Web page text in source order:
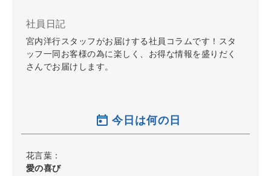
社員日記
宮内洋行スタッフがお届けする社員コラムです！スタ
ッフ一同お客様の為に楽しく、お得な情報を盛りだく
さんでお届けします。
今日は何の日
花言葉：
愛の喜び